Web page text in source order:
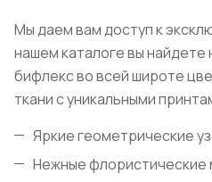
Мы даем вам доступ к
нашем каталоге вы
бифлекс во всей широте
ткани с уникальными
Яркие геометрические
Нежные флористические